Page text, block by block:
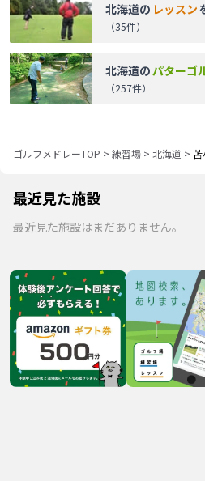
北海道の レッスン
（35件）
北海道のパターゴ
（257件）
ゴルフメドレーTOP > 練習場 > 北海道 > 苫
最近見た施設
最近見た施設はまだありません。